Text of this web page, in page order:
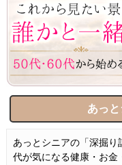
あっ
あっとシニアの「深掘
代が気になる健康・お金